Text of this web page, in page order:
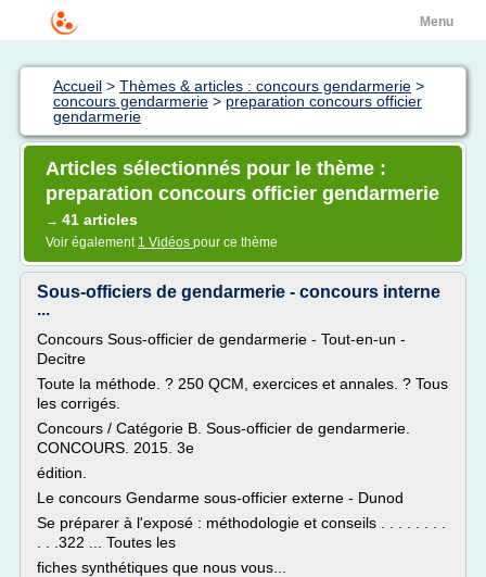
Menu
Accueil > Thèmes & articles : concours gendarmerie >
concours gendarmerie > preparation concours officier
gendarmerie
Articles sélectionnés pour le thème :
preparation concours officier gendarmerie
→ 41 articles
Voir également 1 Vidéos pour ce thème
Sous-officiers de gendarmerie - concours interne
...
Concours Sous-officier de gendarmerie - Tout-en-un -
Decitre
Toute la méthode. ? 250 QCM, exercices et annales. ? Tous
les corrigés.
Concours / Catégorie B. Sous-officier de gendarmerie.
CONCOURS. 2015. 3e
édition.
Le concours Gendarme sous-officier externe - Dunod
Se préparer à l'exposé : méthodologie et conseils . . . . . . . .
. . .322 ... Toutes les
fiches synthétiques que nous vous...